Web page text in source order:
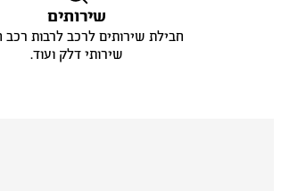
שירותים
חבילת שירותים לרכב לרבות רכב
שירותי דלק ועוד.